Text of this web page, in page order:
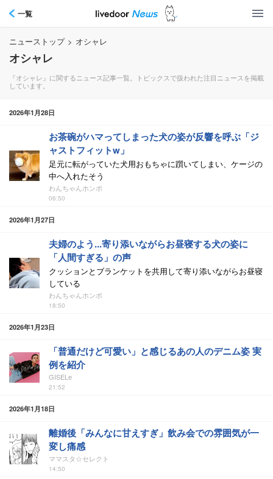
一覧
ニューストップ > オシャレ
オシャレ
『オシャレ』に関するニュース記事一覧。トピックスで扱われた注目ニュースを掲載
しています。
2026年1月28日
お茶碗がハマってしまった犬の姿が反響を呼ぶ「ジ
ャストフィットw」
足元に転がっていた犬用おもちゃに躓いてしまい、ケージの
中へ入れたそう
わんちゃんホンポ
06:50
2026年1月27日
夫婦のよう...寄り添いながらお昼寝する犬の姿に
「人間すぎる」の声
クッションとブランケットを共用して寄り添いながらお昼寝
している
わんちゃんホンポ
18:50
2026年1月23日
「普通だけど可愛い」と感じるあの人のデニム姿 実
例を紹介
GISELe
21:52
2026年1月18日
離婚後「みんなに甘えすぎ」飲み会での雰囲気が一
変し痛感
ママスタ☆セレクト
14:50